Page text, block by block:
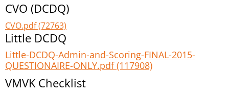
CVO (DCDQ)
CVO.pdf (72763)
Little DCDQ
Little-DCDQ-Admin-and-Scoring-FINAL-2015-
QUESTIONAIRE-ONLY.pdf (117908)
VMVK Checklist